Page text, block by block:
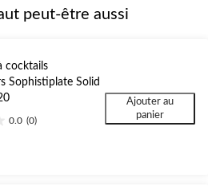
peut-être aussi
cocktails
Sophistiplate Solid
0.0 (0)
Ajouter au
panier